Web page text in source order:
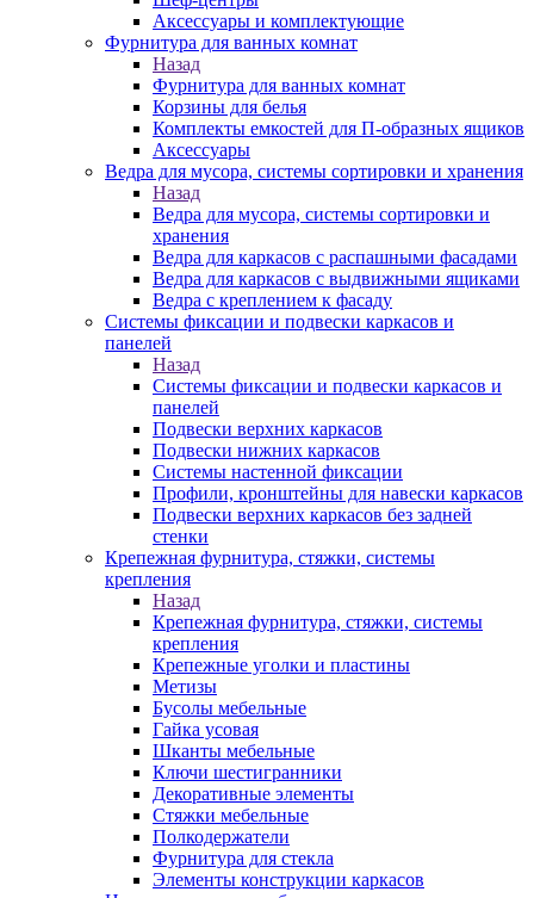
Аксессуары и комплектующие
Фурнитура для ванных комнат
Назад
Фурнитура для ванных комнат
Корзины для белья
Комплекты емкостей для П-образных ящиков
Аксессуары
Ведра для мусора, системы сортировки и хранения
Назад
Ведра для мусора, системы сортировки и
хранения
Ведра для каркасов с распашными фасадами
Ведра для каркасов с выдвижными ящиками
Ведра с креплением к фасаду
Системы фиксации и подвески каркасов и
панелей
Назад
Системы фиксации и подвески каркасов и
панелей
Подвески верхних каркасов
Подвески нижних каркасов
Системы настенной фиксации
Профили, кронштейны для навески каркасов
Подвески верхних каркасов без задней
стенки
Крепежная фурнитура, стяжки, системы
крепления
Назад
Крепежная фурнитура, стяжки, системы
крепления
Крепежные уголки и пластины
Метизы
Бусолы мебельные
Гайка усовая
Шканты мебельные
Ключи шестигранники
Декоративные элементы
Стяжки мебельные
Полкодержатели
Фурнитура для стекла
Элементы конструкции каркасов